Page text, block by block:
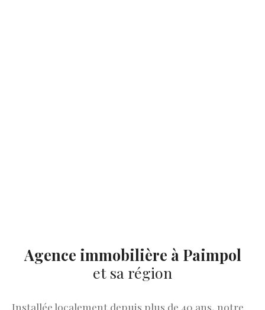
Agence immobilière à Paimpol
et sa région
Installée localement depuis plus de 40 ans, notre